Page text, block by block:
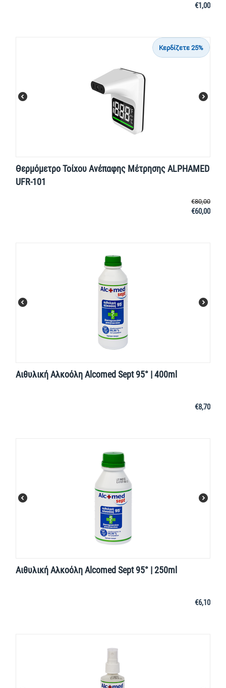
€1,00
Κερδίζετε 25%
Θερμόμετρο Τοίχου Ανέπαφης Μέτρησης ALPHAMED
UFR-101
€80,00
€60,00
Αιθυλική Αλκοόλη Alcomed Sept 95° | 400ml
€8,70
Αιθυλική Αλκοόλη Alcomed Sept 95° | 250ml
€6,10